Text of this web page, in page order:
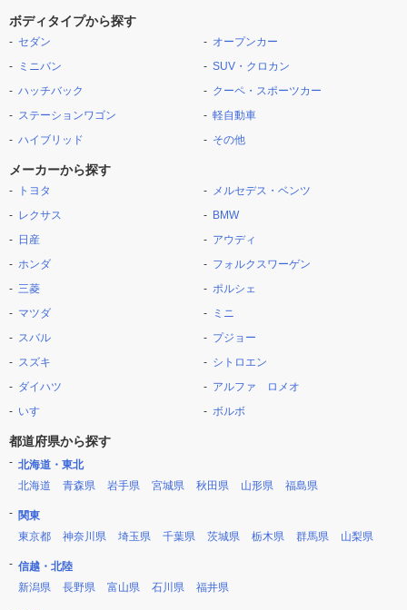
ボディタイプから探す
セダン
ミニバン
ハッチバック
ステーションワゴン
ハイブリッド
オープンカー
SUV・クロカン
クーペ・スポーツカー
軽自動車
その他
メーカーから探す
トヨタ
レクサス
日産
ホンダ
三菱
マツダ
スバル
スズキ
ダイハツ
いすゞ
メルセデス・ベンツ
BMW
アウディ
フォルクスワーゲン
ポルシェ
ミニ
プジョー
シトロエン
アルファ ロメオ
ボルボ
都道府県から探す
北海道・東北
北海道
青森県 岩手県 宮城県 秋田県 山形県 福島県
関東
東京都
神奈川県 埼玉県 千葉県 茨城県 栃木県 群馬県 山梨県
信越・北陸
新潟県
長野県 富山県 石川県 福井県